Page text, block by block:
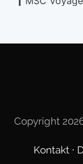
Copyright
Kontakt ∙